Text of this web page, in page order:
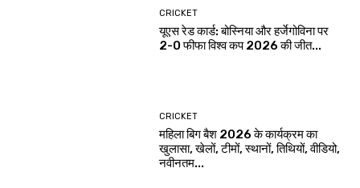
CRICKET
यूएस रेड कार्ड: बोस्निया और हर्जेगोविना पर
2-0 फीफा विश्व कप 2026 की जीत...
CRICKET
महिला बिग बैश 2026 के कार्यक्रम का
खुलासा, खेलों, टीमों, स्थानों, तिथियों, वीडियो,
नवीनतम...